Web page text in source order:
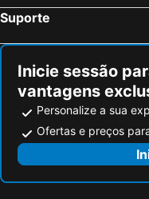
Suporte
Inicie sessão
vantagens
Personalize a sua
Ofertas e preços